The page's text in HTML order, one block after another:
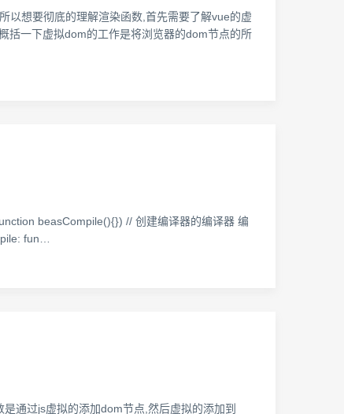
以想要彻底的理解渲染函数,首先需要了解vue的虚
括一下虚拟dom的工作是将浏览器的dom节点的所
beasCompile(){}) // 创建编译器的编译器 编
fun…
通过js虚拟的添加dom节点,然后虚拟的添加到